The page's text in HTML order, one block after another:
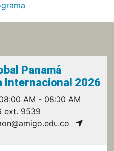
Panamá
Internacional 2026
08:00 AM - 08:00 AM
ext. 9539